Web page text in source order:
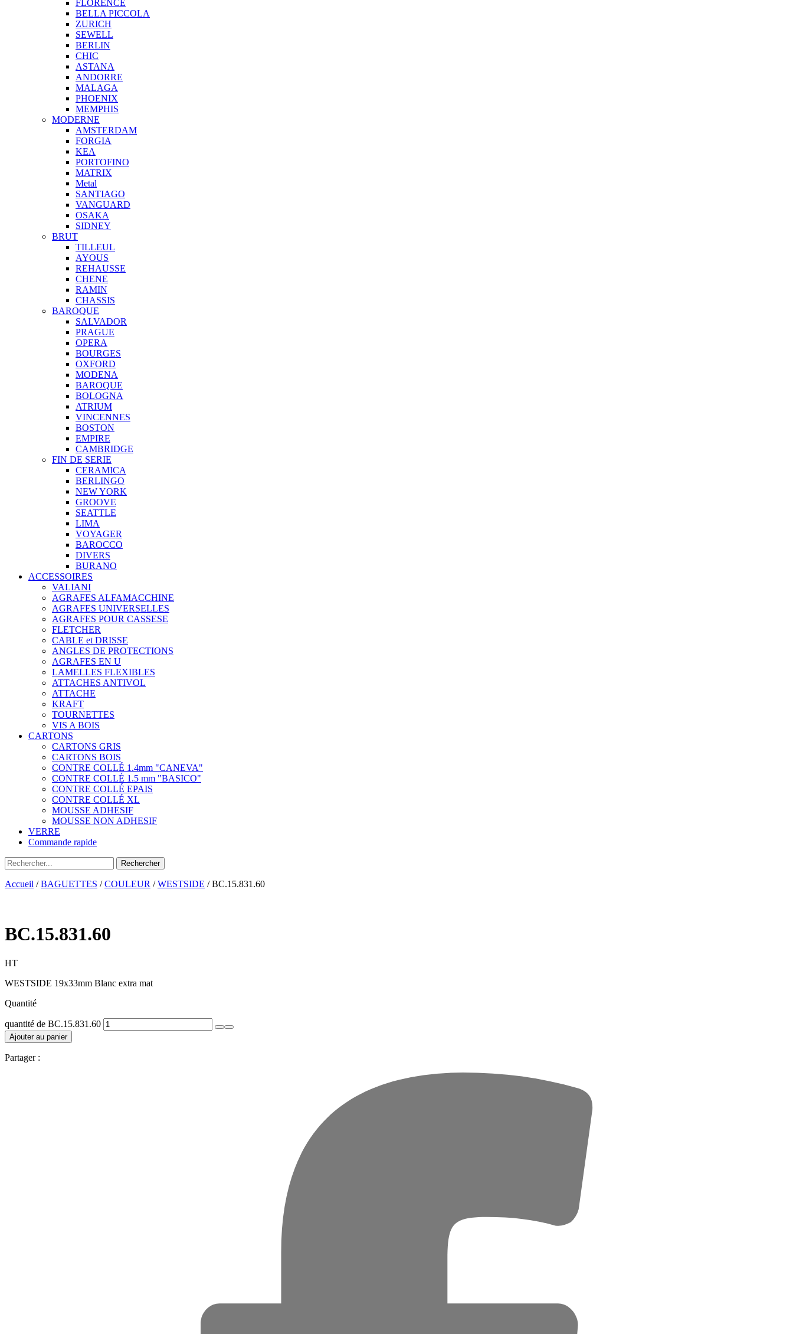
FLORENCE
BELLA PICCOLA
ZURICH
SEWELL
BERLIN
CHIC
ASTANA
ANDORRE
MALAGA
PHOENIX
MEMPHIS
MODERNE
AMSTERDAM
FORGIA
KEA
PORTOFINO
MATRIX
Metal
SANTIAGO
VANGUARD
OSAKA
SIDNEY
BRUT
TILLEUL
AYOUS
REHAUSSE
CHENE
RAMIN
CHASSIS
BAROQUE
SALVADOR
PRAGUE
OPERA
BOURGES
OXFORD
MODENA
BAROQUE
BOLOGNA
ATRIUM
VINCENNES
BOSTON
EMPIRE
CAMBRIDGE
FIN DE SERIE
CERAMICA
BERLINGO
NEW YORK
GROOVE
SEATTLE
LIMA
VOYAGER
BAROCCO
DIVERS
BURANO
ACCESSOIRES
VALIANI
AGRAFES ALFAMACCHINE
AGRAFES UNIVERSELLES
AGRAFES POUR CASSESE
FLETCHER
CABLE et DRISSE
ANGLES DE PROTECTIONS
AGRAFES EN U
LAMELLES FLEXIBLES
ATTACHES ANTIVOL
ATTACHE
KRAFT
TOURNETTES
VIS A BOIS
CARTONS
CARTONS GRIS
CARTONS BOIS
CONTRE COLLÉ 1.4mm "CANEVA"
CONTRE COLLÉ 1.5 mm "BASICO"
CONTRE COLLÉ EPAIS
CONTRE COLLÉ XL
MOUSSE ADHESIF
MOUSSE NON ADHESIF
VERRE
Commande rapide
Accueil /BAGUETTES /COULEUR /WESTSIDE / BC.15.831.60
BC.15.831.60
HT
WESTSIDE 19x33mm Blanc extra mat
Quantité
quantité de BC.15.831.60
Ajouter au panier
Partager :